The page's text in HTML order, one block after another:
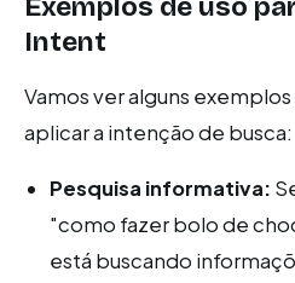
Exemplos de uso
Intent
Vamos ver alguns
aplicar a intenção de busca:
Pesquisa informativa:
"como fazer bolo de
está buscando